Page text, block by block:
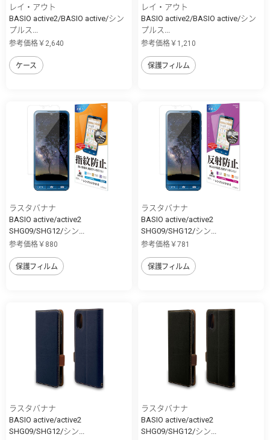
レイ・アウト
BASIO active2/BASIO active/シン
プルス...
参考価格￥2,640
ケース
レイ・アウト
BASIO active2/BASIO active/シン
プルス...
参考価格￥1,210
保護フィルム
ラスタバナナ
BASIO active/active2
SHG09/SHG12/シン...
参考価格￥880
保護フィルム
ラスタバナナ
BASIO active/active2
SHG09/SHG12/シン...
参考価格￥781
保護フィルム
ラスタバナナ
BASIO active/active2
SHG09/SHG12/シン...
ラスタバナナ
BASIO active/active2
SHG09/SHG12/シン...